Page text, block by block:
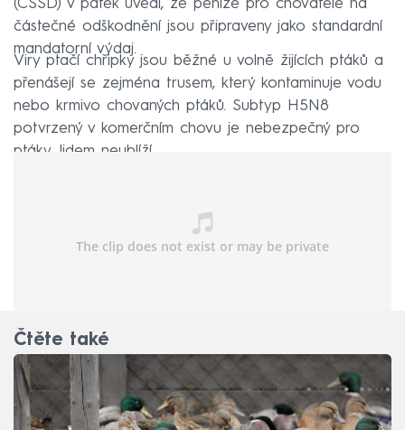
(ČSSD) v pátek uvedl, že peníze pro chovatele na
částečné odškodnění jsou připraveny jako standardní
mandatorní výdaj.
Viry ptačí chřipky jsou běžné u volně žijících ptáků a
přenášejí se zejména trusem, který kontaminuje vodu
nebo krmivo chovaných ptáků. Subtyp H5N8
potvrzený v komerčním chovu je nebezpečný pro
ptáky, lidem neublíží.
Čtěte také